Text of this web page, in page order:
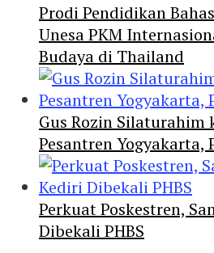
Prodi Pendidikan
Unesa PKM
Budaya di Thailand
Gus Rozin Silaturahim
Pesantren Yogyakarta,
Perkuat Poskestren,
Dibekali PHBS